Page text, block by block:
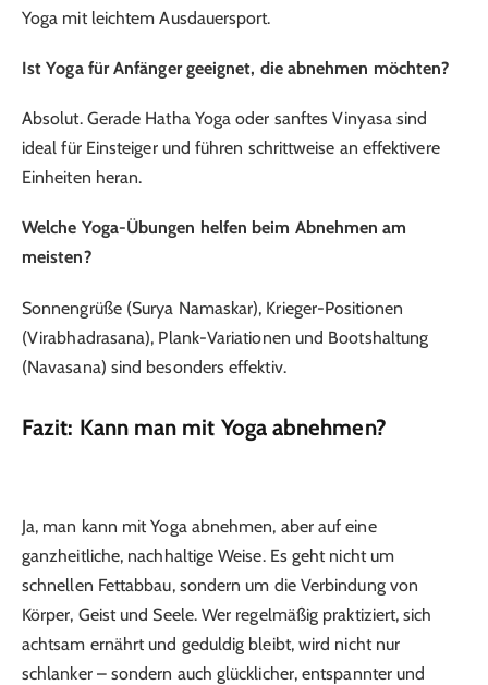
Yoga mit leichtem Ausdauersport.
Ist Yoga für Anfänger geeignet, die abnehmen möchten?
Absolut. Gerade Hatha Yoga oder sanftes Vinyasa sind
ideal für Einsteiger und führen schrittweise an effektivere
Einheiten heran.
Welche Yoga-Übungen helfen beim Abnehmen am
meisten?
Sonnengrüße (Surya Namaskar), Krieger-Positionen
(Virabhadrasana), Plank-Variationen und Bootshaltung
(Navasana) sind besonders effektiv.
Fazit: Kann man mit Yoga abnehmen?
Ja, man kann mit Yoga abnehmen, aber auf eine
ganzheitliche, nachhaltige Weise. Es geht nicht um
schnellen Fettabbau, sondern um die Verbindung von
Körper, Geist und Seele. Wer regelmäßig praktiziert, sich
achtsam ernährt und geduldig bleibt, wird nicht nur
schlanker – sondern auch glücklicher, entspannter und